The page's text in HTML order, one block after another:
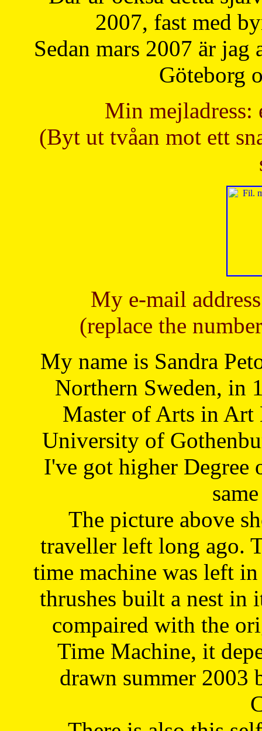
2007, fast med
Sedan mars 2007 är
Göteborg
Min mejladress:
(Byt ut tvåan mot ett
My e-mail
(replace the
My name is Sandra
Northern Sweden, in
Master of Arts in Art
University of
I've got higher Degree
The picture above
traveller left long ago.
time machine was left
thrushes built a nest in
compaired with the
Time Machine, it
drawn summer 2003